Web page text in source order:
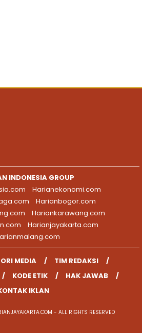
INDONESIA GROUP
Harianekonomi.com
Harianbogor.com
Hariankarawang.com
Harianjayakarta.com
MEDIA
TIM REDAKSI
KODE ETIK
HAK JAWAB
IKLAN
- ALL RIGHTS RESERVED